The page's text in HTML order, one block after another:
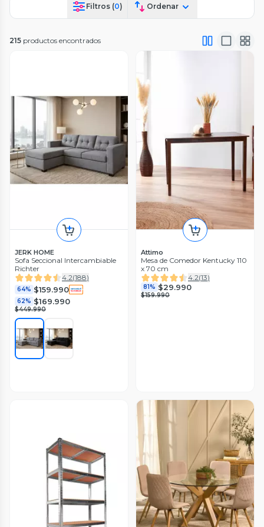
Filtros (0) Ordenar
215 productos encontrados
JERK HOME
Sofa Seccional Intercambiable
Richter
4.2(188)
64% $159.990
62% $169.990
$449.990
Attimo
Mesa de Comedor Kentucky 110
x 70 cm
4.2(13)
81% $29.990
$159.990